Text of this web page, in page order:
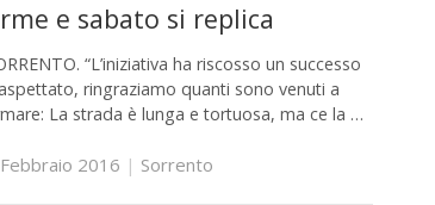
e sabato si replica
“L’iniziativa ha riscosso un successo
ringraziamo quanti sono venuti a
La strada è lunga e tortuosa, ma ce la …
2016 | Sorrento